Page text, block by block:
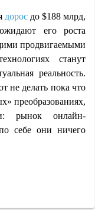
доросдо $188 млрд,
его роста
продвигаемыми
станут
реальность.
не делать пока что
преобразованиях,
рынок онлайн-
себе они ничего